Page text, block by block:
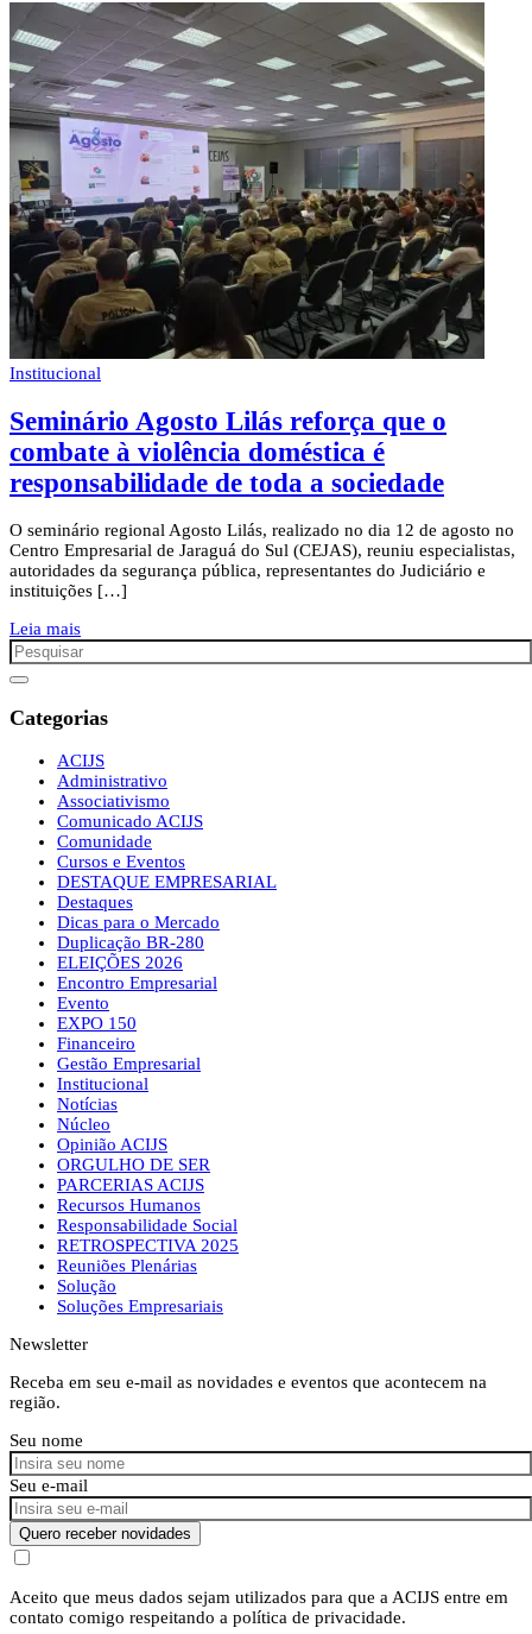
Institucional
Seminário Agosto Lilás reforça que o
combate à violência doméstica é
responsabilidade de toda a sociedade
O seminário regional Agosto Lilás, realizado no dia 12 de agosto no
Centro Empresarial de Jaraguá do Sul (CEJAS), reuniu especialistas,
autoridades da segurança pública, representantes do Judiciário e
instituições […]
Leia mais
Categorias
ACIJS
Administrativo
Associativismo
Comunicado ACIJS
Comunidade
Cursos e Eventos
DESTAQUE EMPRESARIAL
Destaques
Dicas para o Mercado
Duplicação BR-280
ELEIÇÕES 2026
Encontro Empresarial
Evento
EXPO 150
Financeiro
Gestão Empresarial
Institucional
Notícias
Núcleo
Opinião ACIJS
ORGULHO DE SER
PARCERIAS ACIJS
Recursos Humanos
Responsabilidade Social
RETROSPECTIVA 2025
Reuniões Plenárias
Solução
Soluções Empresariais
Newsletter
Receba em seu e-mail as novidades e eventos que acontecem na
região.
Seu nome
Seu e-mail
Quero receber novidades
Aceito que meus dados sejam utilizados para que a ACIJS entre em
contato comigo respeitando a política de privacidade.